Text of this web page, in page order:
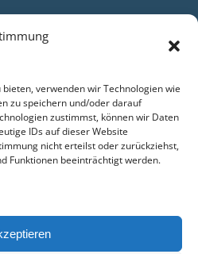
verwenden wir Technologien wie
zu speichern und/oder darauf
zustimmst, können wir Daten
IDs auf dieser Website
nicht erteilst oder zurückziehst,
Funktionen beeinträchtigt werden.